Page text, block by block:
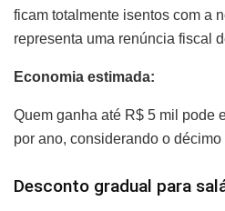
ficam totalmente isentos com a
representa uma renúncia fiscal
Economia estimada:
Quem ganha até R$ 5 mil pode
por ano, considerando o
Desconto gradual para